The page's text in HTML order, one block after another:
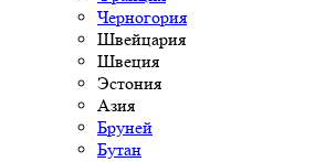
Черногория
Швейцария
Швеция
Эстония
Азия
Бруней
Бутан